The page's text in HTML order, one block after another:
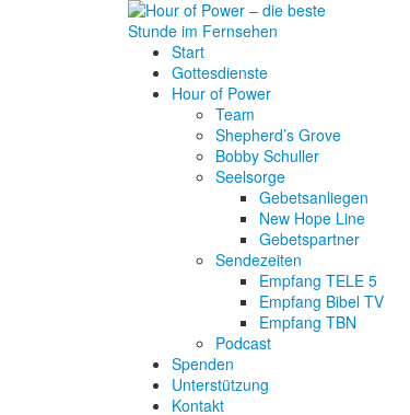
Start
Gottesdienste
Hour of Power
Team
Shepherd’s Grove
Bobby Schuller
Seelsorge
Gebetsanliegen
New Hope Line
Gebetspartner
Sendezeiten
Empfang TELE 5
Empfang Bibel TV
Empfang TBN
Podcast
Spenden
Unterstützung
Kontakt